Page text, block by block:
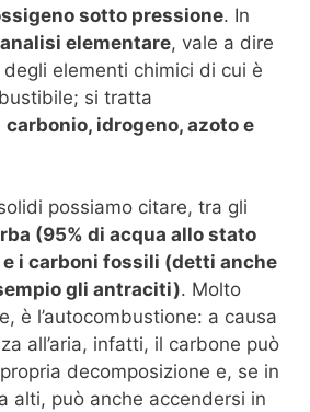
sotto pressione. In
analisi elementare, vale a dire
elementi chimici di cui è
si tratta
carbonio, idrogeno, azoto e
possiamo citare, tra gli
(95% di acqua allo stato
i carboni fossili (detti anche
gli antraciti). Molto
è l’autocombustione: a causa
all’aria, infatti, il carbone può
decomposizione e, se in
alti, può anche accendersi in